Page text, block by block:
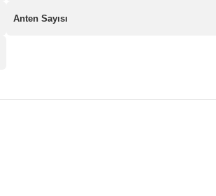
Anten Sayısı